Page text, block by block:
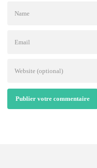
Publier votre commentaire